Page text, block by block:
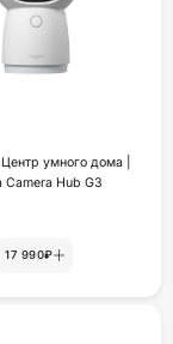
умного дома |
Camera Hub G3
17 990₽